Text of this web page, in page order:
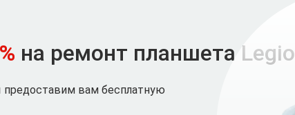
на ремонт планшета
вам бесплатную